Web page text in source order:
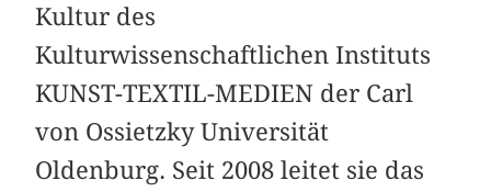
Kultur des
Kulturwissenschaftlichen Instituts
KUNST-TEXTIL-MEDIEN der Carl
von Ossietzky Universität
Oldenburg. Seit 2008 leitet sie das